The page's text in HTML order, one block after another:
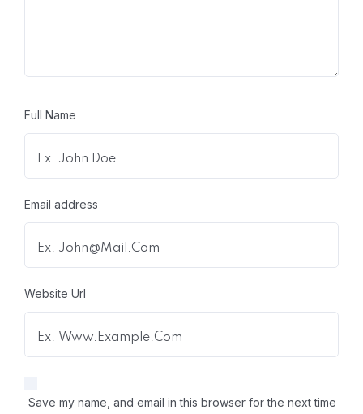
Full Name
Email address
Website Url
Save my name, and email in this browser for the next time